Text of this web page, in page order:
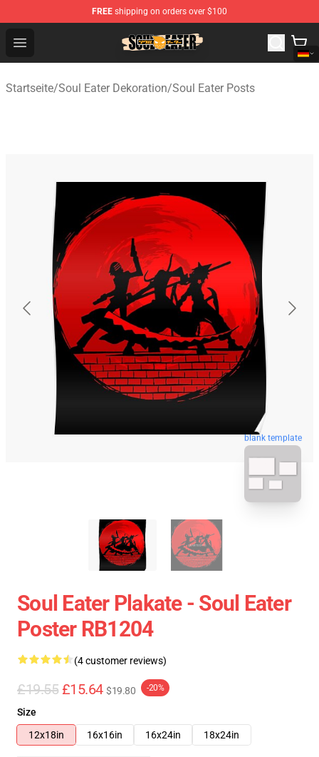
FREE shipping on orders over $100
Open menu
Soul Eater Store - Official Soul Eater Merchandise Shop
Startseite/Soul Eater Dekoration/Soul Eater Posts
blank template
Soul Eater Plakate - Soul Eater
Poster RB1204
(4 customer reviews)
£19.55 £15.64 $19.80 -20%
Size
12x18in
16x16in 16x24in 18x24in